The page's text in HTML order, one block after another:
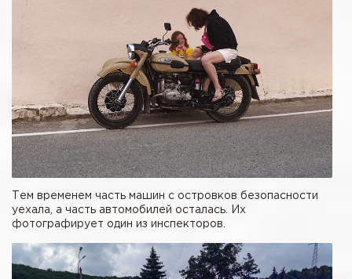
Тем временем часть машин с островков безопасности
уехала, а часть автомобилей осталась. Их
фотографирует один из инспекторов.